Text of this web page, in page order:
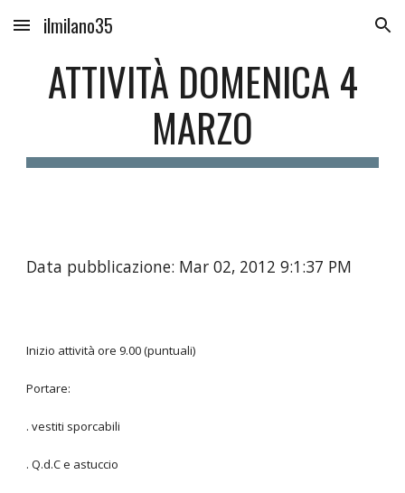
Skip to main content Skip to navigation
ilmilano35
ATTIVITÀ DOMENICA 4
MARZO
Data pubblicazione: Mar 02, 2012 9:1:37 PM
Inizio attività ore 9.00 (puntuali)
Portare:
. vestiti sporcabili
. Q.d.C e astuccio